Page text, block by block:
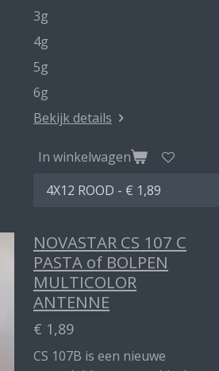
3g
4g
5g
6g
Bekijk details
In winkelwagen
NOVASTAR CS 107 C
PASTA of BOLPEN
MULTICOLOR
ANTENNE
€ 1,89
CS 107B is een nieuwe